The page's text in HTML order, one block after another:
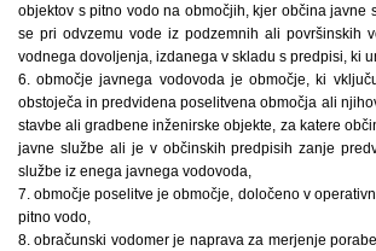
objektov s pitno vodo na območjih, kjer občina javne
se pri odvzemu vode iz podzemnih ali površinskih
vodnega dovoljenja, izdanega v skladu s predpisi, ki
6. območje javnega vodovoda je območje, ki
obstoječa in predvidena poselitvena območja ali
stavbe ali gradbene inženirske objekte, za katere
javne službe ali je v občinskih predpisih zanje
službe iz enega javnega vodovoda,
7. območje poselitve je območje, določeno v
pitno vodo,
8. obračunski vodomer je naprava za merjenje